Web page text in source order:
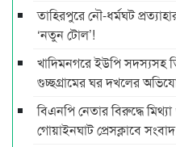
তাহিরপুরে নৌ-ধর্মঘট
‘নতুন টোল’!
খাদিমনগরে ইউপি সদস্যসহ
গুচ্ছগ্রামের ঘর দখলের
বিএনপি নেতার বিরুদ্ধে
গোয়াইনঘাট প্রেসক্লাবে